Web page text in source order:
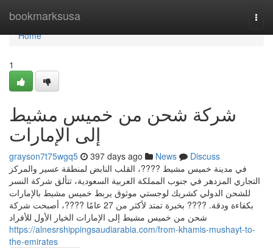
bookmarksusa
Home
Home
1
شركة شحن من خميس مشيط
إلى الإمارات
grayson7t75wgq5 397 days ago News
Discuss
في مدينة خميس مشيط ????، القلب النابض لمنطقة عسير والمركز
التجاري المزدهر في جنوب المملكة العربية السعودية، تتألق شركة النسر
للشحن الدولي كشريك لوجستي موثوق يربط خميس مشيط بالإمارات
بكفاءة ودقة. ???? بخبرة تمتد لأكثر من 27 عامًا ????، أصبحت شركة
شحن من خميس مشيط إلى الإمارات الخيار الأول للأفراد
https://alnesrshippingsaudiarabia.com/from-khamis-mushayt-to-
the-emirates